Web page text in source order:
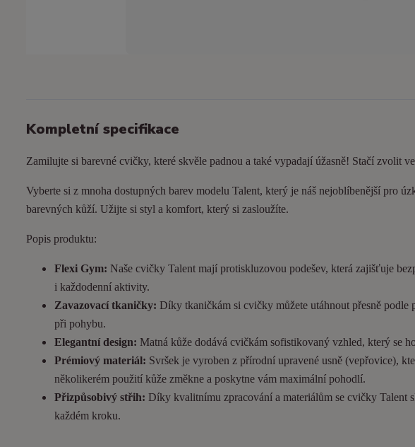
Kompletní specifikace
Zamilujte si barevné cvičky, které skvěle padnou a také vypadají úžasně! Stačí zvolit
Vyberte si z mnoha dostupných barev modelu Talent, který je náš nejoblíbenější pro
barevných kůží. Užijte si styl a komfort, který si zasloužíte.
Popis produktu:
Flexi Gym: Naše cvičky Talent mají protiskluzovou podešev, která zajišťuje
i každodenní aktivity.
Zavazovací tkaničky: Díky tkaničkám si cvičky můžete utáhnout přesně
při pohybu.
Elegantní design: Matná kůže dodává cvičkám sofistikovaný vzhled, který se
Prémiový materiál: Svršek je vyroben z přírodní upravené usně (vepřovice),
několikerém použití kůže změkne a poskytne vám maximální pohodlí.
Přizpůsobivý střih: Díky kvalitnímu zpracování a materiálům se cvičky Talent
každém kroku.